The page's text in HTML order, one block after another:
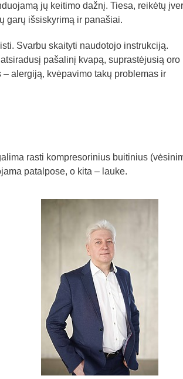
jų keitimo dažnį. Tiesa, reikėtų
garų išsiskyrimą ir panašiai.
Svarbu skaityti naudotojo instrukciją.
pašalinį kvapą, suprastėjusią oro
alergiją, kvėpavimo takų problemas ir
rasti kompresorinius buitinius
patalpose, o kita – lauke.